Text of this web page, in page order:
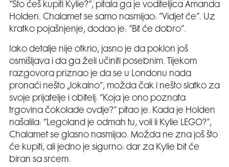
“Što ćeš kupiti Kylie?”, pitala ga je voditeljica Amanda
Holden. Chalamet se samo nasmijao: “Vidjet će”. Uz
kratko pojašnjenje, dodao je: “Bit će dobro”.
Iako detalje nije otkrio, jasno je da poklon još
osmišljava i da ga želi učiniti posebnim. Tijekom
razgovora priznao je da se u Londonu nada
pronaći nešto „lokalno“, možda čak i nešto slatko za
svoje prijatelje i obitelj: “Koja je ono poznata
trgovina čokolade ovdje?” pitao je. Kada je Holden
našalila: “Legoland je odmah tu, voli li Kylie LEGO?”,
Chalamet se glasno nasmijao. Možda ne zna još što
će kupiti, ali jedno je sigurno: dar za Kylie bit će
biran sa srcem.